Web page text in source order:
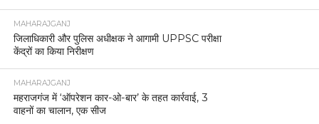
MAHARAJGANJ
जिलाधिकारी और पुलिस अधीक्षक ने आगामी UPPSC परीक्षा
केंद्रों का किया निरीक्षण
MAHARAJGANJ
महराजगंज में ‘ऑपरेशन कार-ओ-बार’ के तहत कार्रवाई, 3
वाहनों का चालान, एक सीज